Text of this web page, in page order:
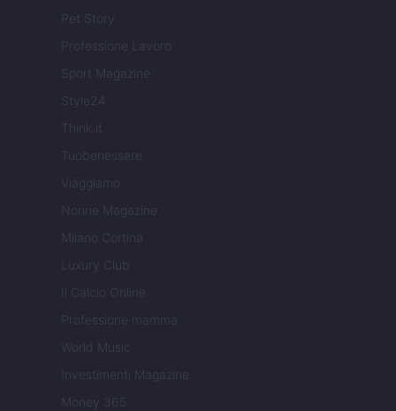
Pet Story
Professione Lavoro
Sport Magazine
Style24
Think.it
Tuobenessere
Viaggiamo
Nonne Magazine
Milano Cortina
Luxury Club
Il Calcio Online
Professione mamma
World Music
Investimenti Magazine
Money 365